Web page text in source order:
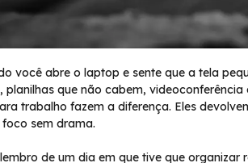
você abre o laptop e sente que a tela
planilhas que não cabem,
trabalho fazem a diferença. Eles
sem drama.
de um dia em que tive que